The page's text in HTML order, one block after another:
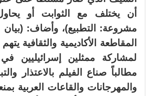
أن يختلف مع الثوابت أو
مشروعة: التطبيع)، وأضاف:
المقاطعة الأكاديمية والثقافية
لمشاركة ممثلين إسرائيليين
مطالباً صناع الفيلم بالاعتذار
والمهرجانات والقاعات العربية